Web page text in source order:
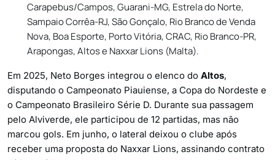
Carapebus/Campos, Guarani-MG, Estrela do Norte,
Sampaio Corrêa-RJ, São Gonçalo, Rio Branco de Venda
Nova, Boa Esporte, Porto Vitória, CRAC, Rio Branco-PR,
Arapongas, Altos e Naxxar Lions (Malta).
Em 2025, Neto Borges integrou o elenco do Altos,
disputando o Campeonato Piauiense, a Copa do Nordeste e
o Campeonato Brasileiro Série D. Durante sua passagem
pelo Alviverde, ele participou de 12 partidas, mas não
marcou gols. Em junho, o lateral deixou o clube após
receber uma proposta do Naxxar Lions, assinando contrato